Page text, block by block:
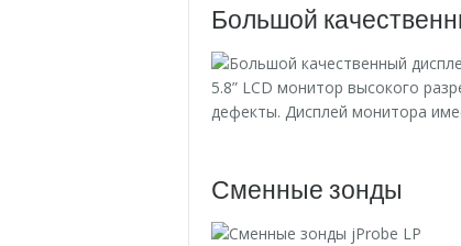
Большой
5.8” LCD монитор высокого
дефекты. Дисплей монитора
Сменные зонды